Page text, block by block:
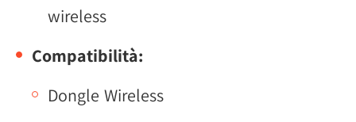
wireless
Compatibilità:
Dongle Wireless